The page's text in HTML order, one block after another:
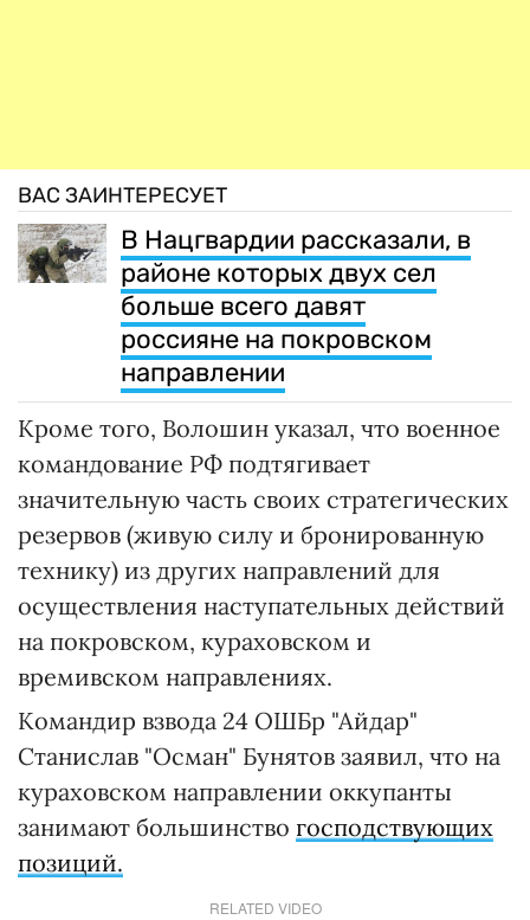
ВАС ЗАИНТЕРЕСУЕТ
В Нацгвардии рассказали, в
районе которых двух сел
больше всего давят
россияне на покровском
направлении
Кроме того, Волошин указал, что военное
командование РФ подтягивает
значительную часть своих стратегических
резервов (живую силу и бронированную
технику) из других направлений для
осуществления наступательных действий
на покровском, кураховском и
времивском направлениях.
Командир взвода 24 ОШБр "Айдар"
Станислав "Осман" Бунятов заявил, что на
кураховском направлении оккупанты
занимают большинство господствующих
позиций.
RELATED VIDEO